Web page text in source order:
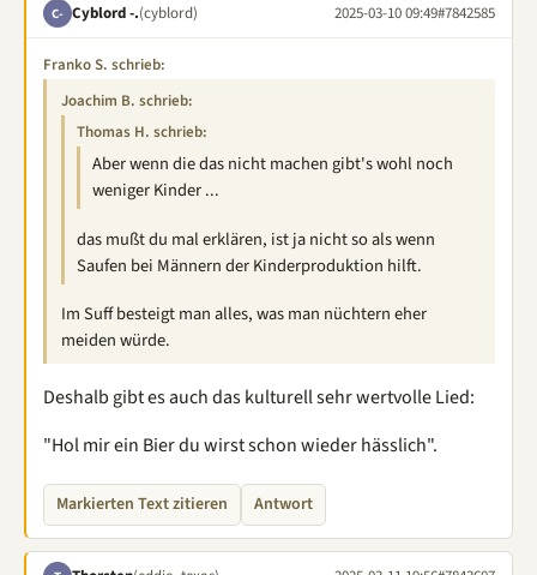
C- Cyblord -.(cyblord) 2025-03-10 09:49#7842585
Franko S. schrieb:
Joachim B. schrieb:
Thomas H. schrieb:
Aber wenn die das nicht machen gibt's wohl noch
weniger Kinder ...
das mußt du mal erklären, ist ja nicht so als wenn
Saufen bei Männern der Kinderproduktion hilft.
Im Suff besteigt man alles, was man nüchtern eher
meiden würde.
Deshalb gibt es auch das kulturell sehr wertvolle Lied:
"Hol mir ein Bier du wirst schon wieder hässlich".
Markierten Text zitieren Antwort